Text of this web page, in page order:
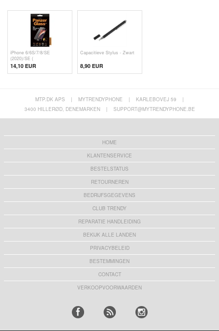
iPhone 6/6S/7/8/SE
(2020)/SE (
14,10 EUR
Capacitieve Stylus - Zwart
8,90 EUR
MTP.DK APS | MYTRENDYPHONE | KARLEBOVEJ 59
|
3400 HILLERØD, DENEMARKEN
| SUPPORT@MYTRENDYPHONE.BE
HOME
KLANTENSERVICE
BESTELSTATUS
RETOURNEREN
BEDRIJFSGEGEVENS
CLUB TRENDY
REPARATIE HANDLEIDING
BEKIJK ALLE LANDEN
PRIVACYBELEID
BESTEMMINGEN
CONTACT
VERKOOPVOORWAARDEN